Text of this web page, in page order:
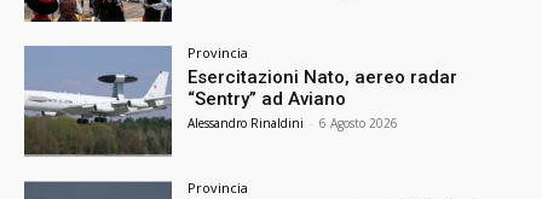
Provincia
Esercitazioni Nato, aereo radar
“Sentry” ad Aviano
Alessandro Rinaldini - 6 Agosto 2026
Provincia